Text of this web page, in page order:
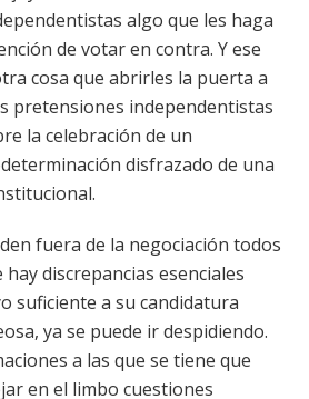
algo que les haga
de votar en contra. Y ese
cosa que abrirles la puerta a
pretensiones independentistas
la celebración de un
disfrazado de una
fuera de la negociación todos
discrepancias esenciales
suficiente a su candidatura
ya se puede ir despidiendo.
a las que se tiene que
en el limbo cuestiones